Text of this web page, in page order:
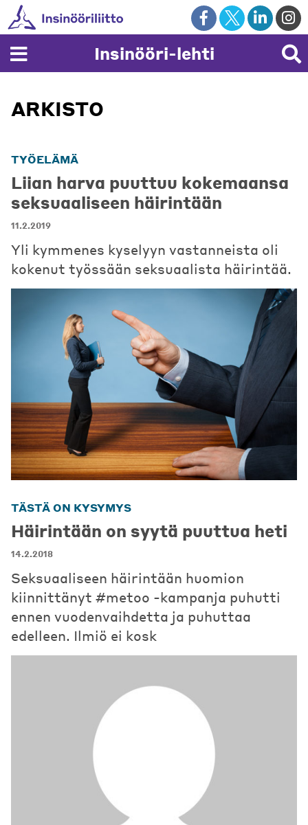
Skip
to
content
Insinööri-lehti
ARKISTO
TYÖELÄMÄ
Liian harva puuttuu kokemaansa
seksuaaliseen häirintään
11.2.2019
Yli kymmenes kyselyyn vastanneista oli
kokenut työssään seksuaalista häirintää.
TÄSTÄ ON KYSYMYS
Häirintään on syytä puuttua heti
14.2.2018
Seksuaaliseen häirintään huomion
kiinnittänyt #metoo -kampanja puhutti
ennen vuodenvaihdetta ja puhuttaa
edelleen. Ilmiö ei kosk